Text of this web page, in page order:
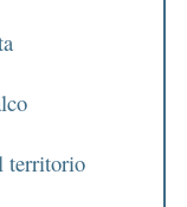
territorio